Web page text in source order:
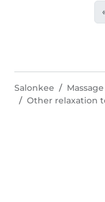
Salonkee
Other relaxation